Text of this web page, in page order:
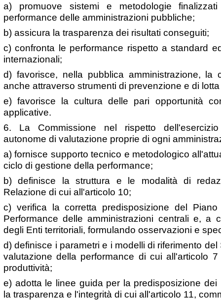
a) promuove sistemi e metodologie
performance delle amministrazioni pubbliche;
b) assicura la trasparenza dei risultati conseguiti;
c) confronta le performance rispetto a standard
internazionali;
d) favorisce, nella pubblica amministrazione, la
anche attraverso strumenti di prevenzione e di
e) favorisce la cultura delle pari opportunità
applicative.
6. La Commissione nel rispetto
autonome di valutazione proprie di ogni
a) fornisce supporto tecnico e metodologico
ciclo di gestione della performance;
b) definisce la struttura e le modalità di
Relazione di cui all'articolo 10;
c) verifica la corretta predisposizione del
Performance delle amministrazioni centrali e, a
degli Enti territoriali, formulando osservazioni e
d) definisce i parametri e i modelli di riferimento
valutazione della performance di cui all'articolo
produttività;
e) adotta le linee guida per la predisposizione dei
la trasparenza e l'integrità di cui all'articolo 11,